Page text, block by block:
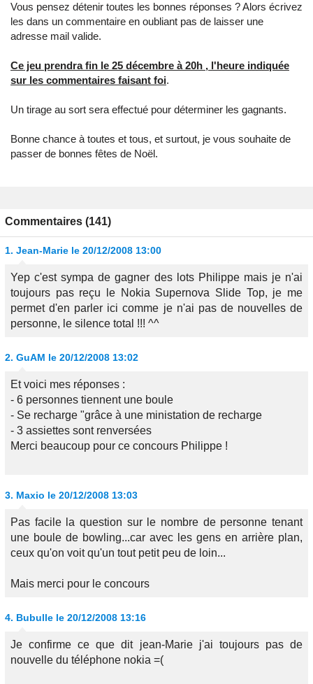
Vous pensez détenir toutes les bonnes réponses ? Alors écrivez
les dans un commentaire en oubliant pas de laisser une
adresse mail valide.
Ce jeu prendra fin le 25 décembre à 20h , l'heure indiquée
sur les commentaires faisant foi.
Un tirage au sort sera effectué pour déterminer les gagnants.
Bonne chance à toutes et tous, et surtout, je vous souhaite de
passer de bonnes fêtes de Noël.
Commentaires (141)
1. Jean-Marie le 20/12/2008 13:00
Yep c'est sympa de gagner des lots Philippe mais je n'ai
toujours pas reçu le Nokia Supernova Slide Top, je me
permet d'en parler ici comme je n'ai pas de nouvelles de
personne, le silence total !!! ^^
2. GuAM le 20/12/2008 13:02
Et voici mes réponses :
- 6 personnes tiennent une boule
- Se recharge "grâce à une ministation de recharge
- 3 assiettes sont renversées
Merci beaucoup pour ce concours Philippe !
3. Maxio le 20/12/2008 13:03
Pas facile la question sur le nombre de personne tenant
une boule de bowling...car avec les gens en arrière plan,
ceux qu'on voit qu'un tout petit peu de loin...
Mais merci pour le concours
4. Bubulle le 20/12/2008 13:16
Je confirme ce que dit jean-Marie j'ai toujours pas de
nouvelle du téléphone nokia =(